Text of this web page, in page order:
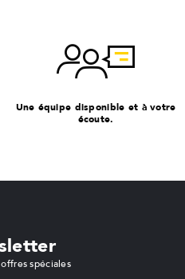
Une équipe disponible et à votre
écoute.
spéciales